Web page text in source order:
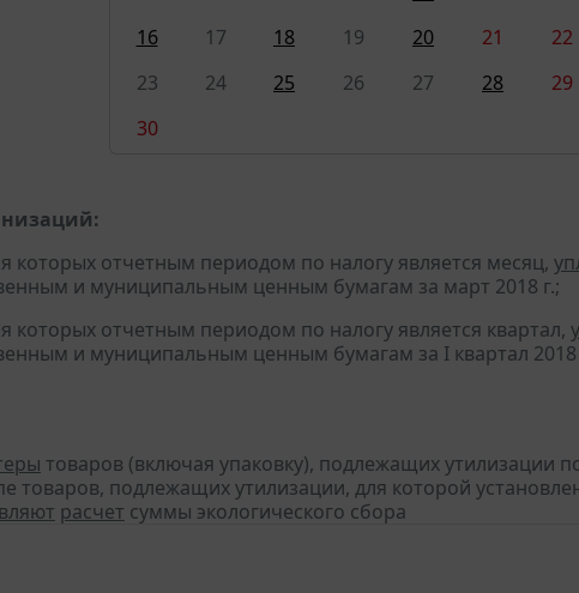
16
17 18 19 20 21
22
23
24 25 26 27 28
29
30
которых отчетным периодом по налогу является месяц,
и муниципальным ценным бумагам за март 2018 г.;
которых отчетным периодом по налогу является квартал,
и муниципальным ценным бумагам за I квартал 2018
товаров (включая упаковку), подлежащих утилизации
товаров, подлежащих утилизации, для которой
расчет суммы экологического сбора